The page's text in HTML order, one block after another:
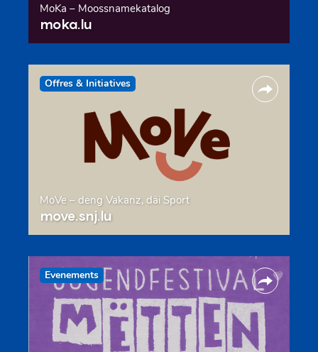
MoKa – Moossnamekatalog
moka.lu
Offres & Initiatives
MoVe – deng Vakanz, däi Sport
move.snj.lu
Evenements